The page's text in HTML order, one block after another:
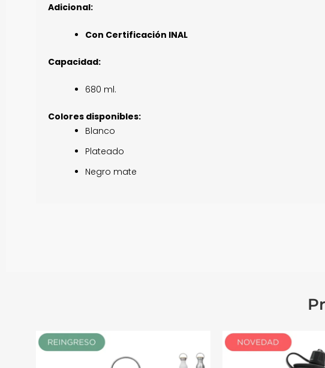
Adicional:
Con Certificación INAL
Capacidad:
680 ml.
Colores disponibles:
Blanco
Plateado
Negro mate